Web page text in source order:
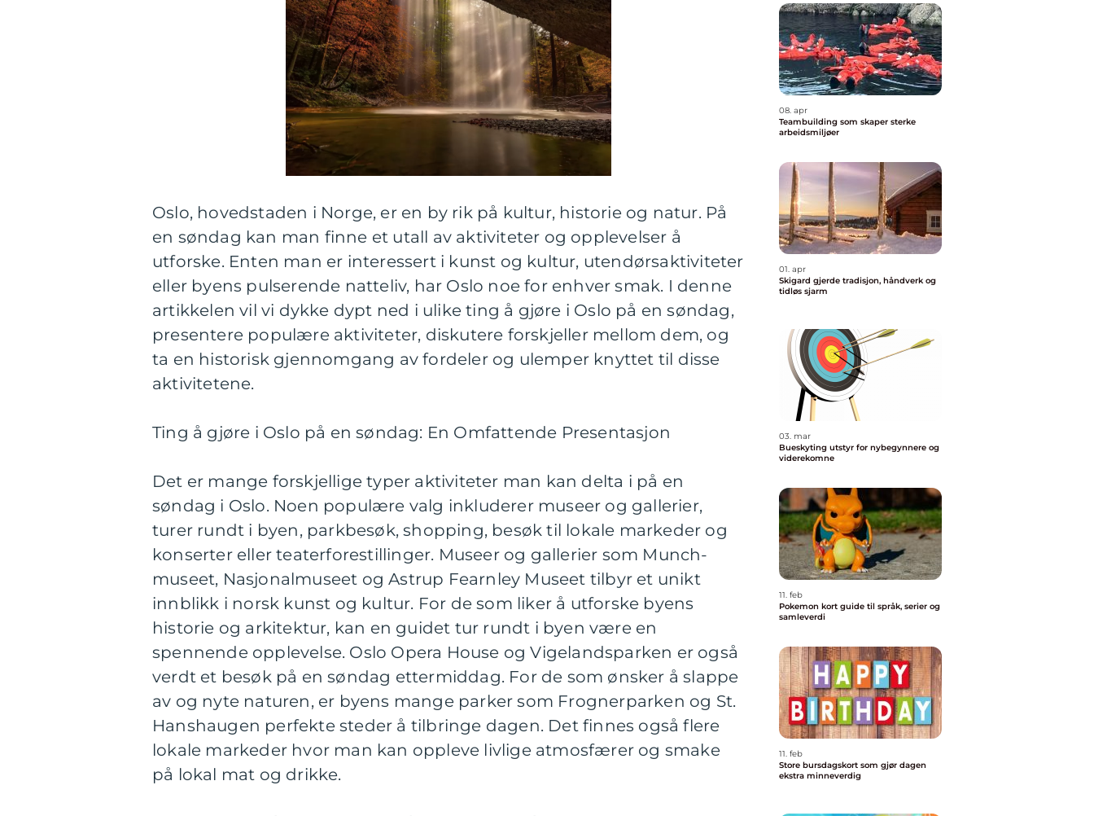
Oslo, hovedstaden i Norge, er en by rik på kultur, historie og natur. På
en søndag kan man finne et utall av aktiviteter og opplevelser å
utforske. Enten man er interessert i kunst og kultur, utendørsaktiviteter
eller byens pulserende natteliv, har Oslo noe for enhver smak. I denne
artikkelen vil vi dykke dypt ned i ulike ting å gjøre i Oslo på en søndag,
presentere populære aktiviteter, diskutere forskjeller mellom dem, og
ta en historisk gjennomgang av fordeler og ulemper knyttet til disse
aktivitetene.
Ting å gjøre i Oslo på en søndag: En Omfattende Presentasjon
Det er mange forskjellige typer aktiviteter man kan delta i på en
søndag i Oslo. Noen populære valg inkluderer museer og gallerier,
turer rundt i byen, parkbesøk, shopping, besøk til lokale markeder og
konserter eller teaterforestillinger. Museer og gallerier som Munch-
museet, Nasjonalmuseet og Astrup Fearnley Museet tilbyr et unikt
innblikk i norsk kunst og kultur. For de som liker å utforske byens
historie og arkitektur, kan en guidet tur rundt i byen være en
spennende opplevelse. Oslo Opera House og Vigelandsparken er også
verdt et besøk på en søndag ettermiddag. For de som ønsker å slappe
av og nyte naturen, er byens mange parker som Frognerparken og St.
Hanshaugen perfekte steder å tilbringe dagen. Det finnes også flere
lokale markeder hvor man kan oppleve livlige atmosfærer og smake
på lokal mat og drikke.
08. apr
Teambuilding som skaper sterke
arbeidsmiljøer
01. apr
Skigard gjerde tradisjon, håndverk og
tidløs sjarm
03. mar
Bueskyting utstyr for nybegynnere og
viderekomne
11. feb
Pokemon kort guide til språk, serier og
samleverdi
11. feb
Store bursdagskort som gjør dagen
ekstra minneverdig